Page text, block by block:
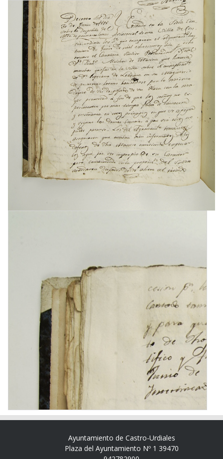
Ayuntamiento de Castro-Urdiales
Plaza del Ayuntamiento Nº 1 39470